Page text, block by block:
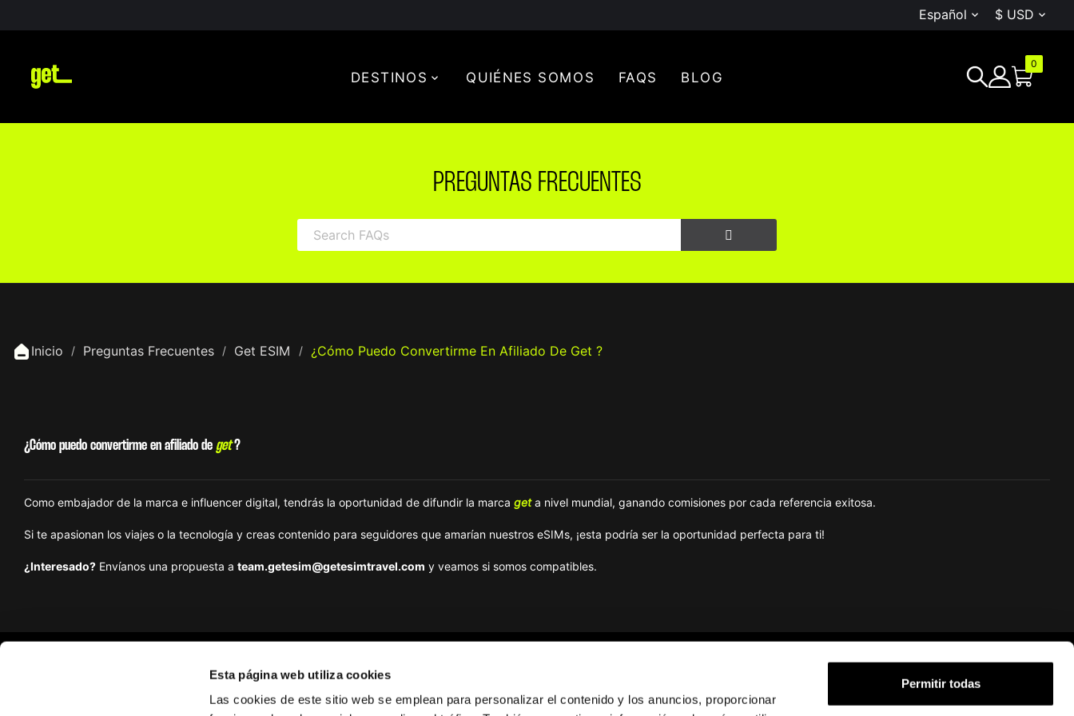
Esta página web utiliza cookies
Las cookies de este sitio web se emplean para personalizar el contenido y los anuncios, proporcionar
Permitir todas
Español  $ USD 
DESTINOS QUIÉNES SOMOS FAQS BLOG
0
PREGUNTAS FRECUENTES
Inicio Preguntas Frecuentes Get ESIM ¿Cómo Puedo Convertirme En Afiliado De Get ?
¿Cómo puedo convertirme en afiliado de get ?
Como embajador de la marca e influencer digital, tendrás la oportunidad de difundir la marca geta nivel mundial, ganando comisiones por cada referencia exitosa.
Si te apasionan los viajes o la tecnología y creas contenido para seguidores que amarían nuestros eSIMs, ¡esta podría ser la oportunidad perfecta para ti!
¿Interesado? Envíanos una propuesta a team.getesim@getesimtravel.com y veamos si somos compatibles.
Get
Sobre nosotros
Destinos
África eSIM Europa FAQ
Legal
Política de cookies